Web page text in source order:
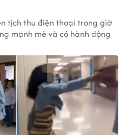
tịch thu điện thoại trong giờ
mạnh mẽ và có hành động